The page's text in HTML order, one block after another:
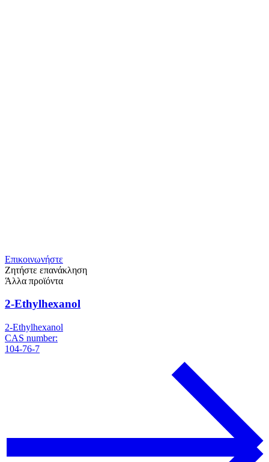
Επικοινωνήστε
Ζητήστε επανάκληση
Άλλα προϊόντα
2-Ethylhexanol
2-Ethylhexanol
CAS number:
104-76-7